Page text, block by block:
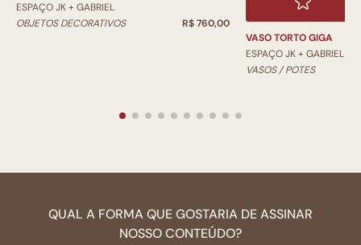
ESPAÇO JK + GABRIEL
OBJETOS DECORATIVOS
R$ 760,00
VASO TORTO GIGA
ESPAÇO JK + GABRIEL
VASOS / POTES
QUAL A FORMA QUE GOSTARIA DE ASSINAR
NOSSO CONTEÚDO?